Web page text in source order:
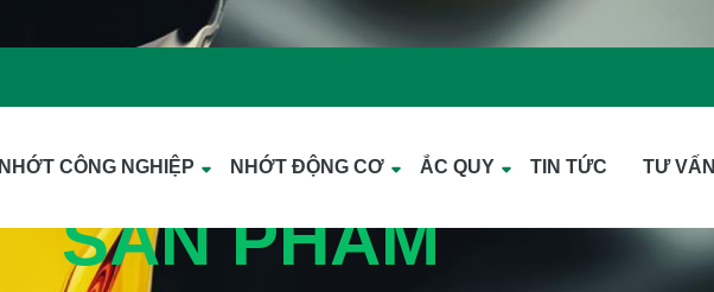
NHỚT CÔNG NGHIỆP NHỚT ĐỘNG CƠ ẮC QUY TIN TỨC TƯ VẤN
SẢN PHẨM